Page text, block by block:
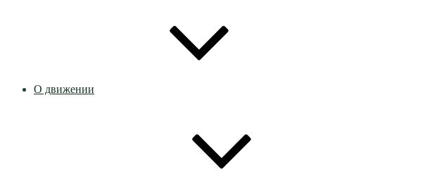
О движении